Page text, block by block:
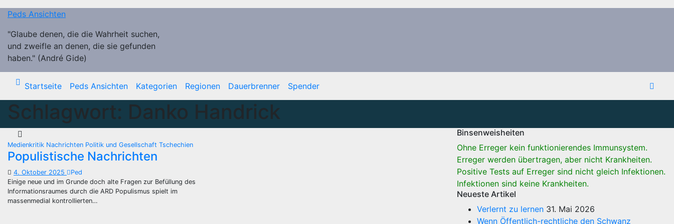
Zum
Inhalt
springen
Peds Ansichten
"Glaube denen, die die Wahrheit suchen,
und zweifle an denen, die sie gefunden
haben." (André Gide)
Startseite Peds Ansichten Kategorien Regionen Dauerbrenner Spender
Schlagwort: Danko Handrick
Medienkritik Nachrichten Politik und Gesellschaft Tschechien
Populistische Nachrichten
4. Oktober 2025
Ped
Einige neue und im Grunde doch alte Fragen zur Befüllung des
Informationsraumes durch die ARD Populismus spielt im
massenmedial kontrollierten…
Binsenweisheiten
Ohne Erreger kein funktionierendes Immunsystem.
Erreger werden übertragen, aber nicht Krankheiten.
Positive Tests auf Erreger sind nicht gleich Infektionen.
Infektionen sind keine Krankheiten.
Neueste Artikel
Verlernt zu lernen 31. Mai 2026
Wenn Öffentlich-rechtliche den Schwanz